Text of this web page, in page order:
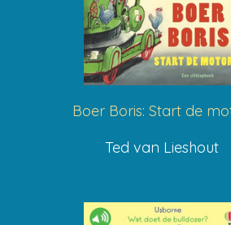
Boer Boris: Start de
Ted van Lieshout